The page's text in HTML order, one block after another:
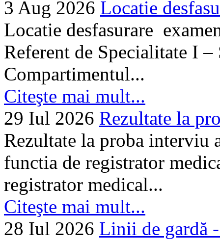
3 Aug 2026 Locatie
Locatie desfasurare
Referent de Specialitate I
Compartimentul...
Citeşte mai mult...
29 Iul 2026 Rezultate la
Rezultate la proba interviu
functia de registrator
registrator medical...
Citeşte mai mult...
28 Iul 2026 Linii de gardă